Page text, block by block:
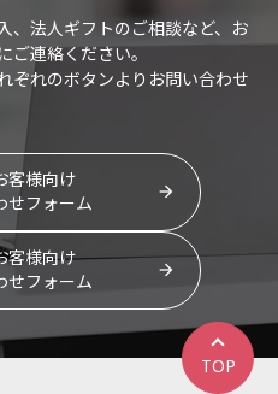
、法人ギフトのご相談など、お
連絡ください。
ぞれのボタンよりお問い合わせ
客様向け
せフォーム
客様向け
せフォーム
TOP